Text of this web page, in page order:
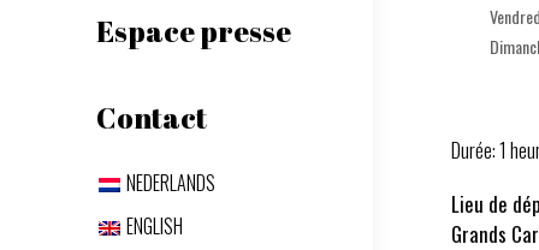
Espace presse
Contact
NEDERLANDS
ENGLISH
Durée: 1
Lieu de
Grands